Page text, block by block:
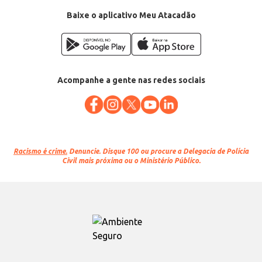
Baixe o aplicativo Meu Atacadão
Acompanhe a gente nas redes sociais
Racismo é crime. Denuncie. Disque 100 ou procure a Delegacia de Polícia
Civil mais próxima ou o Ministério Público.